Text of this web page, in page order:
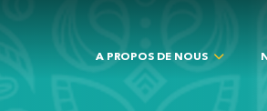
A PROPOS DE NOUS